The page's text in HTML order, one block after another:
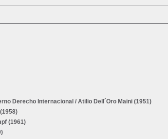
Derecho Internacional / Atilio Dell´Oro Maini (1951)
(1961)